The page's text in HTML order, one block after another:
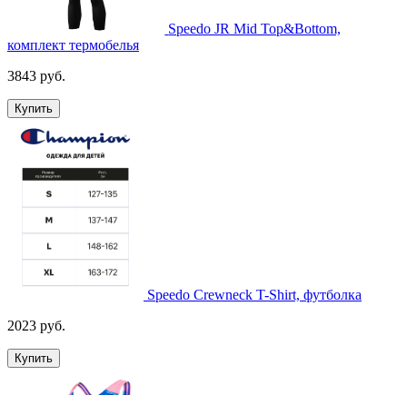
Speedo JR Mid Top&Bottom,
комплект термобелья
3843 руб.
Купить
Speedo Crewneck T-Shirt, футболка
2023 руб.
Купить